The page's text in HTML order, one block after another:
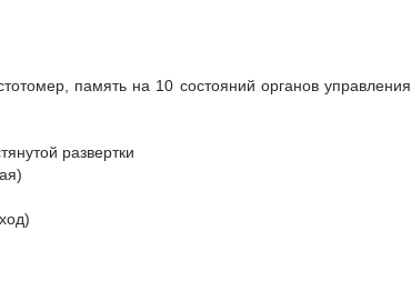
память на 10 состояний органов управления
развертки